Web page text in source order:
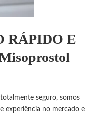
RÁPIDO E
seguro, somos
experiência no mercado e